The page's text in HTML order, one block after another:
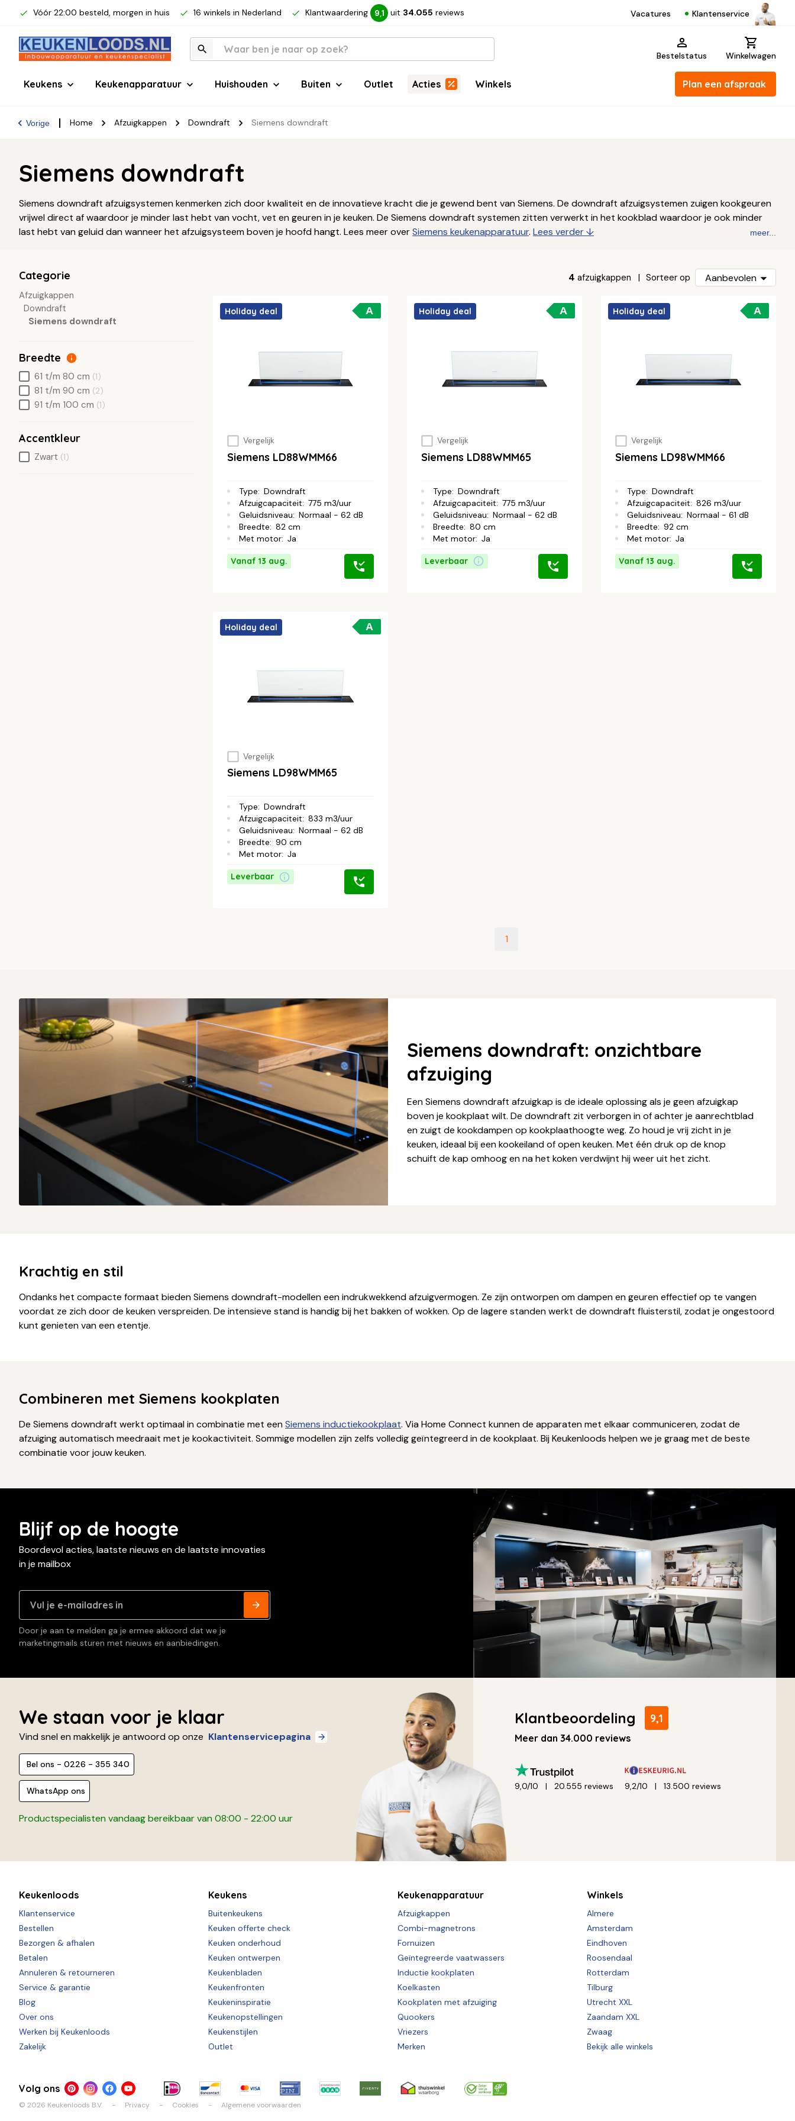
Vóór 22:00 besteld, morgen in huis 16 winkels in Nederland Klantwaardering 9,1 uit 34.055 reviews Vacatures Klantenservice
Bestelstatus Winkelwagen
Keukens Keukenapparatuur Huishouden Buiten Outlet Acties Winkels Plan een afspraak
Vorige Home Afzuigkappen Downdraft Siemens downdraft
Siemens downdraft
Siemens downdraft afzuigsystemen kenmerken zich door kwaliteit en de innovatieve kracht die je gewend bent van Siemens. De downdraft afzuigsystemen zuigen kookgeuren
vrijwel direct af waardoor je minder last hebt van vocht, vet en geuren in je keuken. De Siemens downdraft systemen zitten verwerkt in het kookblad waardoor je ook minder
last hebt van geluid dan wanneer het afzuigsysteem boven je hoofd hangt. Lees meer overSiemens keukenapparatuur. Lees verder ↓ meer...
4 afzuigkappen Sorteer op Aanbevolen
A
Holiday deal
Vergelijk
Siemens LD88WMM66
Type: Downdraft
Afzuigcapaciteit: 775 m3/uur
Geluidsniveau: Normaal - 62 dB
Breedte: 82 cm
Met motor: Ja
Vanaf 13 aug.
A
Holiday deal
Vergelijk
Siemens LD88WMM65
Type: Downdraft
Afzuigcapaciteit: 775 m3/uur
Geluidsniveau: Normaal - 62 dB
Breedte: 80 cm
Met motor: Ja
Leverbaar
A
Holiday deal
Vergelijk
Siemens LD98WMM66
Type: Downdraft
Afzuigcapaciteit: 826 m3/uur
Geluidsniveau: Normaal - 61 dB
Breedte: 92 cm
Met motor: Ja
Vanaf 13 aug.
A
Holiday deal
Vergelijk
Siemens LD98WMM65
Type: Downdraft
Afzuigcapaciteit: 833 m3/uur
Geluidsniveau: Normaal - 62 dB
Breedte: 90 cm
Met motor: Ja
Leverbaar
1
Categorie
Afzuigkappen
Downdraft
Siemens downdraft
Breedte
61 t/m 80 cm (1)
81 t/m 90 cm (2)
91 t/m 100 cm (1)
Accentkleur
Zwart (1)
Siemens downdraft: onzichtbare
afzuiging
Een Siemens downdraft afzuigkap is de ideale oplossing als je geen afzuigkap
boven je kookplaat wilt. De downdraft zit verborgen in of achter je aanrechtblad
en zuigt de kookdampen op kookplaathoogte weg. Zo houd je vrij zicht in je
keuken, ideaal bij een kookeiland of open keuken. Met één druk op de knop
schuift de kap omhoog en na het koken verdwijnt hij weer uit het zicht.
Krachtig en stil
Ondanks het compacte formaat bieden Siemens downdraft-modellen een indrukwekkend afzuigvermogen. Ze zijn ontworpen om dampen en geuren effectief op te vangen
voordat ze zich door de keuken verspreiden. De intensieve stand is handig bij het bakken of wokken. Op de lagere standen werkt de downdraft fluisterstil, zodat je ongestoord
kunt genieten van een etentje.
Combineren met Siemens kookplaten
De Siemens downdraft werkt optimaal in combinatie met eenSiemens inductiekookplaat. Via Home Connect kunnen de apparaten met elkaar communiceren, zodat de
afzuiging automatisch meedraait met je kookactiviteit. Sommige modellen zijn zelfs volledig geïntegreerd in de kookplaat. Bij Keukenloods helpen we je graag met de beste
combinatie voor jouw keuken.
Blijf op de hoogte
Boordevol acties, laatste nieuws en de laatste innovaties
in je mailbox
Door je aan te melden ga je ermee akkoord dat we je
marketingmails sturen met nieuws en aanbiedingen.
We staan voor je klaar
Vind snel en makkelijk je antwoord op onze Klantenservicepagina
Bel ons - 0226 - 355 340
WhatsApp ons
Productspecialisten vandaag bereikbaar van 08:00 - 22:00 uur
Klantbeoordeling 9,1
Meer dan 34.000 reviews
9,0/10 20.555 reviews 9,2/10 13.500 reviews
Keukenloods
Klantenservice
Bestellen
Bezorgen & afhalen
Betalen
Annuleren & retourneren
Service & garantie
Blog
Over ons
Werken bij Keukenloods
Zakelijk
Keukens
Buitenkeukens
Keuken offerte check
Keuken onderhoud
Keuken ontwerpen
Keukenbladen
Keukenfronten
Keukeninspiratie
Keukenopstellingen
Keukenstijlen
Outlet
Keukenapparatuur
Afzuigkappen
Combi-magnetrons
Fornuizen
Geïntegreerde vaatwassers
Inductie kookplaten
Koelkasten
Kookplaten met afzuiging
Quookers
Vriezers
Merken
Winkels
Almere
Amsterdam
Eindhoven
Roosendaal
Rotterdam
Tilburg
Utrecht XXL
Zaandam XXL
Zwaag
Bekijk alle winkels
Volg ons
© 2026 Keukenloods B.V. Privacy Cookies Algemene voorwaarden